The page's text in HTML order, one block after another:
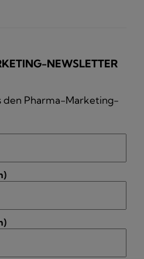
NEWSLETTER
den Pharma-Marketing-